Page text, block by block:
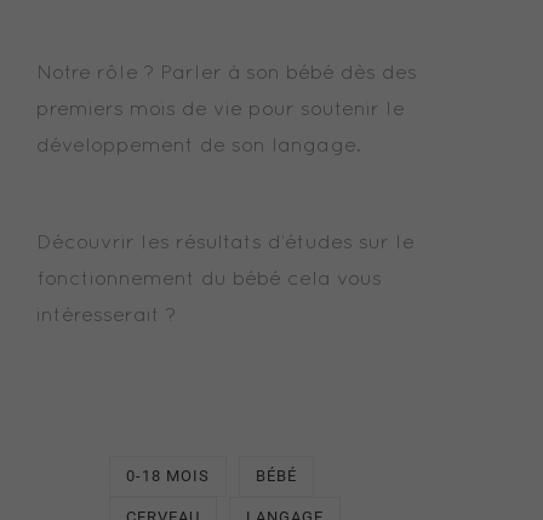
Notre rôle ? Parler à son bébé dès des
premiers mois de vie pour soutenir le
développement de son langage.
Découvrir les résultats d’études sur le
fonctionnement du bébé cela vous
intéresserait ?
0-18 MOIS BÉBÉ